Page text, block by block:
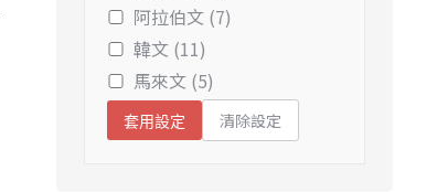
阿拉伯文 (7)
韓文 (11)
馬來文 (5)
套用設定 清除設定